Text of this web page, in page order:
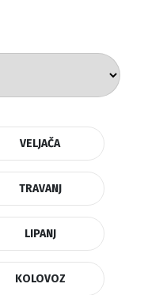
VELJAČA
TRAVANJ
LIPANJ
KOLOVOZ